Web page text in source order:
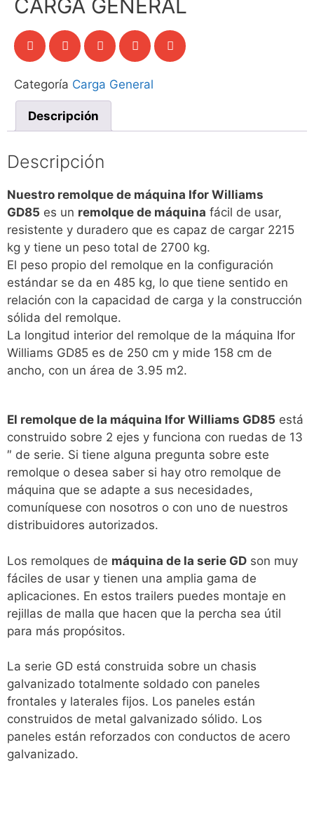
CARGA GENERAL
Categoría Carga General
Descripción
Descripción
Nuestro remolque de máquina Ifor Williams
GD85 es un remolque de máquina fácil de usar,
resistente y duradero que es capaz de cargar 2215
kg y tiene un peso total de 2700 kg.
El peso propio del remolque en la configuración
estándar se da en 485 kg, lo que tiene sentido en
relación con la capacidad de carga y la construcción
sólida del remolque.
La longitud interior del remolque de la máquina Ifor
Williams GD85 es de 250 cm y mide 158 cm de
ancho, con un área de 3.95 m2.
El remolque de la máquina Ifor Williams GD85 está
construido sobre 2 ejes y funciona con ruedas de 13
″ de serie. Si tiene alguna pregunta sobre este
remolque o desea saber si hay otro remolque de
máquina que se adapte a sus necesidades,
comuníquese con nosotros o con uno de nuestros
distribuidores autorizados.
Los remolques de máquina de la serie GD son muy
fáciles de usar y tienen una amplia gama de
aplicaciones. En estos trailers puedes montaje en
rejillas de malla que hacen que la percha sea útil
para más propósitos.
La serie GD está construida sobre un chasis
galvanizado totalmente soldado con paneles
frontales y laterales fijos. Los paneles están
construidos de metal galvanizado sólido. Los
paneles están reforzados con conductos de acero
galvanizado.